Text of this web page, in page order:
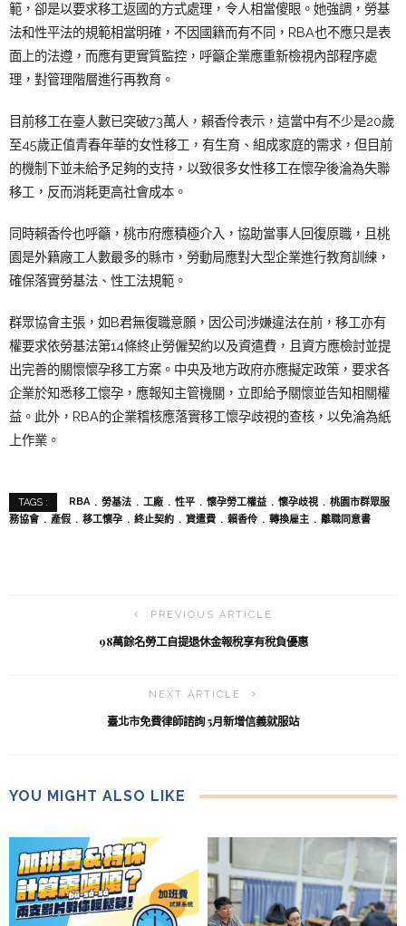
範，卻是以要求移工返國的方式處理，令人相當傻眼。她強調，勞基
法和性平法的規範相當明確，不因國籍而有不同，RBA也不應只是表
面上的法遵，而應有更實質監控，呼籲企業應重新檢視內部程序處
理，對管理階層進行再教育。
目前移工在臺人數已突破73萬人，賴香伶表示，這當中有不少是20歲
至45歲正值青春年華的女性移工，有生育、組成家庭的需求，但目前
的機制下並未給予足夠的支持，以致很多女性移工在懷孕後淪為失聯
移工，反而消耗更高社會成本。
同時賴香伶也呼籲，桃市府應積極介入，協助當事人回復原職，且桃
園是外籍廠工人數最多的縣市，勞動局應對大型企業進行教育訓練，
確保落實勞基法、性工法規範。
群眾協會主張，如B君無復職意願，因公司涉嫌違法在前，移工亦有
權要求依勞基法第14條終止勞僱契約以及資遣費，且資方應檢討並提
出完善的關懷懷孕移工方案。中央及地方政府亦應擬定政策，要求各
企業於知悉移工懷孕，應報知主管機關，立即給予關懷並告知相關權
益。此外，RBA的企業稽核應落實移工懷孕歧視的查核，以免淪為紙
上作業。
TAGS : RBA 勞基法 工廠 性平 懷孕勞工權益 懷孕歧視
桃園市群眾服
務協會
產假 移工懷孕 終止契約 資遣費 賴香伶 轉換雇主 離職同意書
PREVIOUS ARTICLE
98萬餘名勞工自提退休金報稅享有稅負優惠
NEXT ARTICLE
臺北市免費律師諮詢 5月新增信義就服站
YOU MIGHT ALSO LIKE